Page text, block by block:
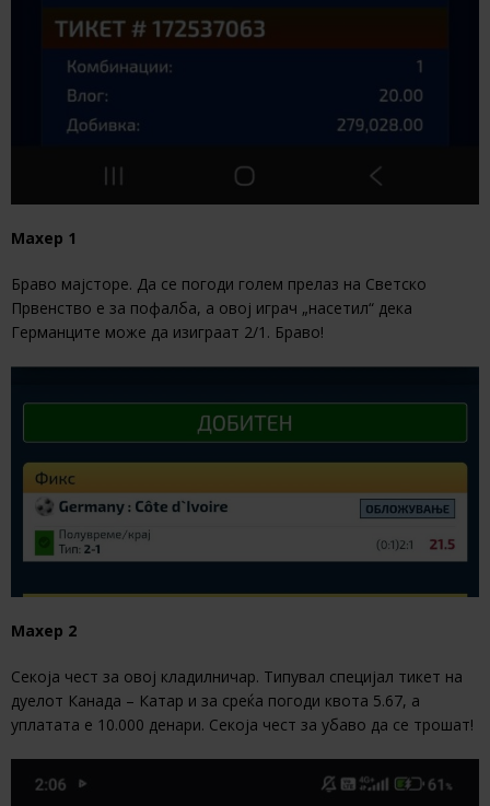
Махер 1
Браво мајсторе. Да се погоди голем прелаз на Светско
Првенство е за пофалба, а овој играч „насетил“ дека
Германците може да изиграат 2/1. Браво!
Махер 2
Секоја чест за овој кладилничар. Типувал специјал тикет на
дуелот Канада – Катар и за среќа погоди квота 5.67, а
уплатата е 10.000 денари. Секоја чест за убаво да се трошат!